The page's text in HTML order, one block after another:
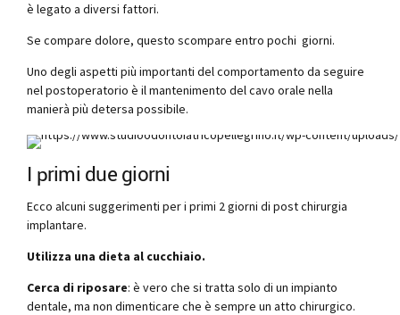
è legato a diversi fattori.
Se compare dolore, questo scompare entro pochi giorni.
Uno degli aspetti più importanti del comportamento da seguire
nel postoperatorio è il mantenimento del cavo orale nella
manierà più detersa possibile.
I primi due giorni
Ecco alcuni suggerimenti per i primi 2 giorni di post chirurgia
implantare.
Utilizza una dieta al cucchiaio.
Cerca di riposare: è vero che si tratta solo di un impianto
dentale, ma non dimenticare che è sempre un atto chirurgico.